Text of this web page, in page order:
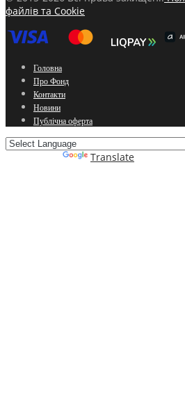
файлів та Cookie
Головна
Про Фонд
Контакти
Новини
Публічна оферта
Translate